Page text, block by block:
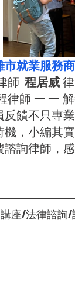
市就業服務
師 程居威
師 一 一
饋不只專
，小編其
詢律師，
座/法律諮詢/